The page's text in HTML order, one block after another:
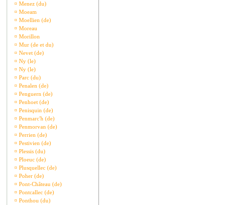
¤ Menez (du)
¤ Moeam
¤ Moellien (de)
¤ Moreau
¤ Morillon
¤ Mur (de et du)
¤ Nevet (de)
¤ Ny (le)
¤ Ny (le)
¤ Parc (du)
¤ Penalen (de)
¤ Penguern (de)
¤ Penhoet (de)
¤ Penisquin (de)
¤ Penmarc'h (de)
¤ Penmorvan (de)
¤ Perrien (de)
¤ Pestivien (de)
¤ Plessis (du)
¤ Ploeuc (de)
¤ Plusquellec (de)
¤ Poher (de)
¤ Pont-Château (de)
¤ Pontcallec (de)
¤ Ponthou (du)